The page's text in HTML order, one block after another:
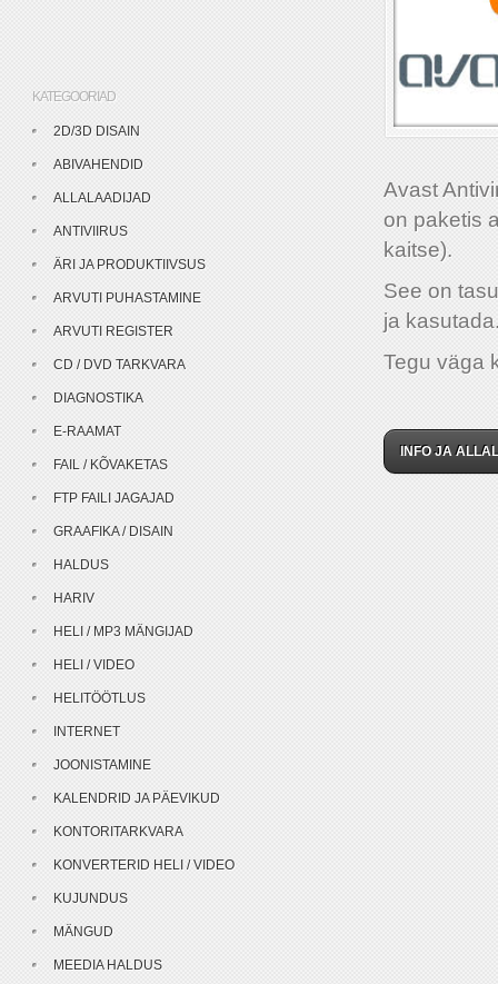
Avast
on paketis
kaitse).
See on
ja
Tegu väga
INFO JA
KATEGOORIAD
2D/3D DISAIN
ABIVAHENDID
ALLALAADIJAD
ANTIVIIRUS
ÄRI JA PRODUKTIIVSUS
ARVUTI PUHASTAMINE
ARVUTI REGISTER
CD / DVD TARKVARA
DIAGNOSTIKA
E-RAAMAT
FAIL / KÕVAKETAS
FTP FAILI JAGAJAD
GRAAFIKA / DISAIN
HALDUS
HARIV
HELI / MP3 MÄNGIJAD
HELI / VIDEO
HELITÖÖTLUS
INTERNET
JOONISTAMINE
KALENDRID JA PÄEVIKUD
KONTORITARKVARA
KONVERTERID HELI / VIDEO
KUJUNDUS
MÄNGUD
MEEDIA HALDUS